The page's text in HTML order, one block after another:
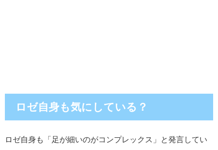
ロゼ自身も気にしている？
ロゼ自身も「足が細いのがコンプレックス」と発言してい